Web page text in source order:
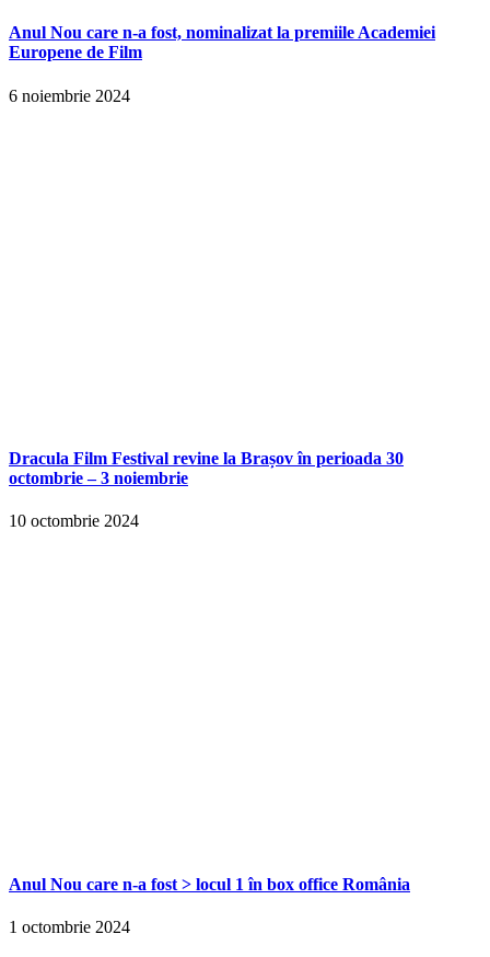
Anul Nou care n-a fost, nominalizat la premiile Academiei
Europene de Film
6 noiembrie 2024
Dracula Film Festival revine la Brașov în perioada 30
octombrie – 3 noiembrie
10 octombrie 2024
Anul Nou care n-a fost > locul 1 în box office România
1 octombrie 2024